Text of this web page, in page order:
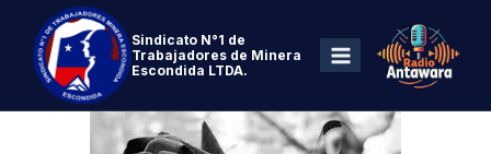
Sindicato N°1 de
Trabajadores de Minera
Escondida LTDA.